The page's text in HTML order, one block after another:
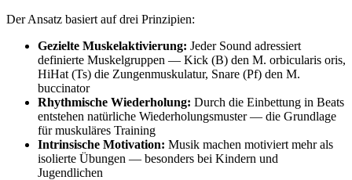
Der Ansatz basiert auf drei Prinzipien:
Gezielte Muskelaktivierung: Jeder Sound adressiert
definierte Muskelgruppen — Kick (B) den M. orbicularis oris,
HiHat (Ts) die Zungenmuskulatur, Snare (Pf) den M.
buccinator
Rhythmische Wiederholung: Durch die Einbettung in Beats
entstehen natürliche Wiederholungsmuster — die Grundlage
für muskuläres Training
Intrinsische Motivation: Musik machen motiviert mehr als
isolierte Übungen — besonders bei Kindern und
Jugendlichen